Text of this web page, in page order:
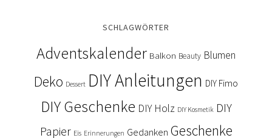
SCHLAGWÖRTER
Adventskalender Balkon Beauty Blumen
Deko Dessert DIY Anleitungen DIY Fimo
DIY Geschenke DIY Holz DIY Kosmetik DIY
Papier Eis Erinnerungen Gedanken Geschenke